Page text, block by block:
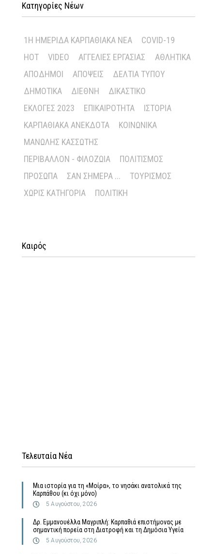
Κατηγορίες Νέων
1Η ΗΜΕΡΊΔΑ ΚΑΡΠΑΘΙΑΚΆ ΝΈΑ
COVID-19
HOT
VIDEO ΑΓΓΕΛΊΕΣ ΕΡΓΑΣΊΑΣ
ΑΘΛΗΤΙΚΆ
ΑΠΌΔΗΜΟΙ
ΑΠΌΨΕΙΣ
ΔΕΛΤΊΑ ΤΎΠΟΥ
ΔΗΜΟΤΙΚΆ
ΔΙΕΘΝΉ
ΔΙΚΑΣΤΙΚΌ
ΕΚΛΟΓΈΣ 2023
ΕΠΙΚΑΙΡΌΤΗΤΑ
ΙΣΤΟΡΊΑ
ΚΑΡΠΑΘΙΑΚΆ ΑΝΈΚΔΟΤΑ
ΚΟΙΝΩΝΙΚΆ
ΜΑΝΏΛΗΣ ΚΑΣΣΏΤΗΣ
ΠΕΡΙΒΆΛΛΟΝ - ΦΙΛΟΖΩΊΑ
ΠΟΛΙΤΙΣΜΌΣ
ΠΡΌΣΩΠΑ
ΣΑΝ ΣΉΜΕΡΑ ...
ΤΟΥΡΙΣΜΌΣ
ΧΩΡΊΣ ΚΑΤΗΓΟΡΊΑ
ΠΟΛΙΤΙΚΉ
Καιρός
Τελευταία Νέα
Μια ιστορία για τη «Μοίρα», το νησάκι ανατολικά της
Καρπάθου (κι όχι μόνο)
5 Αυγούστου, 2026
Δρ. Εμμανουέλλα Μαγριπλή: Καρπαθιά επιστήμονας με
σημαντική πορεία στη Διατροφή και τη Δημόσια Υγεία
5 Αυγούστου, 2026